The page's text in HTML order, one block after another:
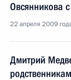
Овсянникова
22 апреля 2009
Дмитрий